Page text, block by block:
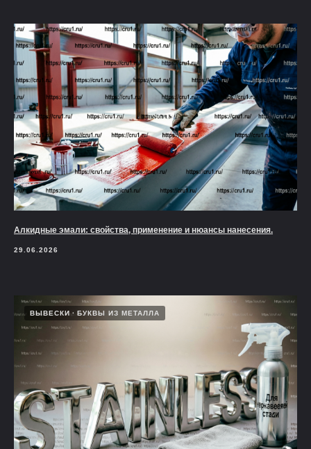
Алкидные эмали: свойства, применение и нюансы нанесения.
29.06.2026
ВЫВЕСКИ БУКВЫ ИЗ МЕТАЛЛА